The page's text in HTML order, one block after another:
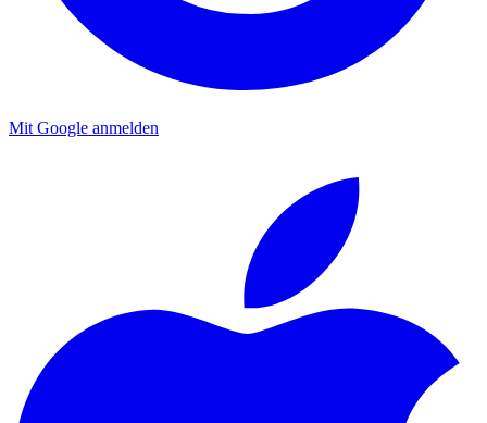
Mit Google anmelden